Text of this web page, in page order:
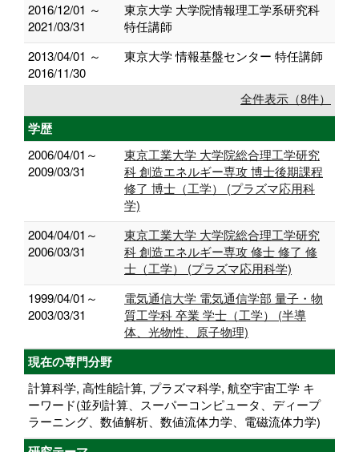
2016/12/01 ～
2021/03/31
東京大学 大学院情報理工学系研究科
特任講師
2013/04/01 ～
2016/11/30
東京大学 情報基盤センター 特任講師
全件表示（8件）
学歴
2006/04/01～
2009/03/31
東京工業大学 大学院総合理工学研究
科 創造エネルギー専攻 博士後期課程
修了 博士（工学） (プラズマ応用科
学)
2004/04/01～
2006/03/31
東京工業大学 大学院総合理工学研究
科 創造エネルギー専攻 修士 修了 修
士（工学） (プラズマ応用科学)
1999/04/01～
2003/03/31
電気通信大学 電気通信学部 量子・物
質工学科 卒業 学士（工学） (半導
体、光物性、原子物理)
現在の専門分野
計算科学, 高性能計算, プラズマ科学, 航空宇宙工学 キ
ーワード(並列計算、スーパーコンピュータ、ディープ
ラーニング、数値解析、数値流体力学、電磁流体力学)